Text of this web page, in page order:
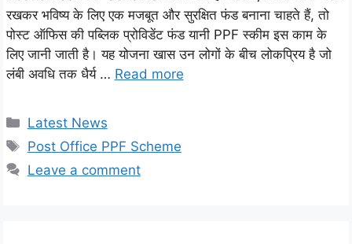
रखकर भविष्य के लिए एक मजबूत और सुरक्षित फंड बनाना चाहते हैं, तो
पोस्ट ऑफिस की पब्लिक प्रोविडेंट फंड यानी PPF स्कीम इस काम के
लिए जानी जाती है। यह योजना खास उन लोगों के बीच लोकप्रिय है जो
लंबी अवधि तक धैर्य … Read more
Categories
Latest News
Tags
Post Office PPF Scheme
Leave a comment